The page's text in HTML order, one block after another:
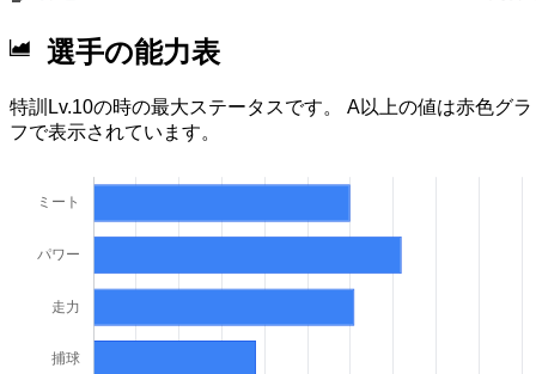
選手の能力表
特訓Lv.10の時の最大ステータスです。 A以上の値は赤色グラ
フで表示されています。